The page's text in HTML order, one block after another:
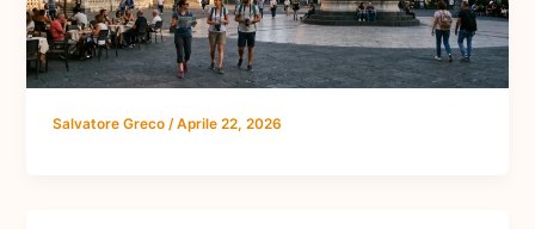
Salvatore Greco/Aprile 22, 2026